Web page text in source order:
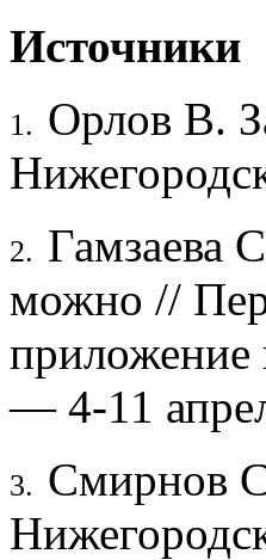
Источники
1. Орлов В.
2. Гамзаева
можно //
приложение
— 4-11
3. Смирнов